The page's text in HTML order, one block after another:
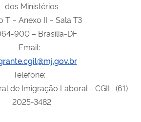
dos Ministérios
T – Anexo II – Sala T3
900 – Brasília-DF
Email:
Telefone:
de Imigração Laboral - CGIL: (61)
2025-3482